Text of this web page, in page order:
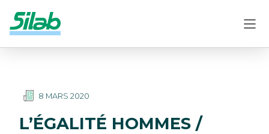
8 MARS 2020
L’ÉGALITÉ HOMMES /